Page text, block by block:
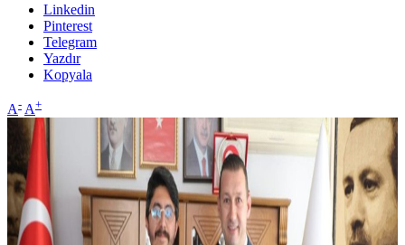
Linkedin
Pinterest
Telegram
Yazdır
Kopyala
A- A+